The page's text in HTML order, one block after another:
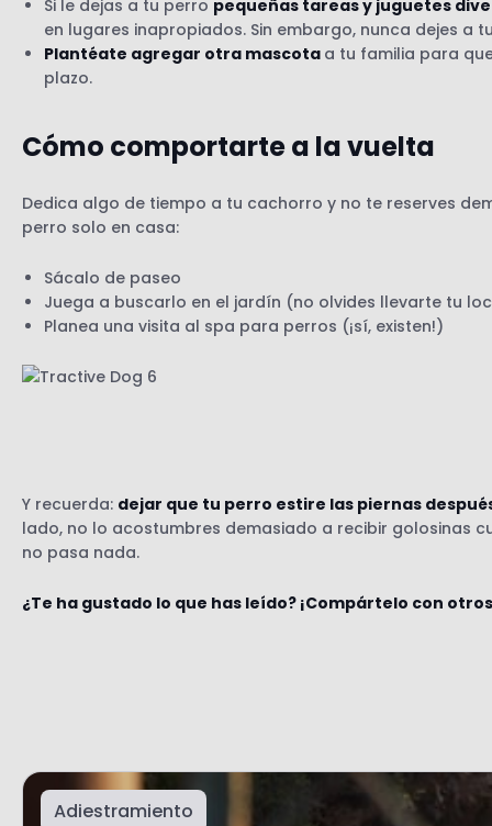
Si le dejas a tu perro pequeñas tareas y juguetes
en lugares inapropiados. Sin embargo, nunca dejes
Plantéate agregar otra mascota a tu familia para
plazo.
Cómo comportarte a la vuelta
Dedica algo de tiempo a tu cachorro y no te reserves
perro solo en casa:
Sácalo de paseo
Juega a buscarlo en el jardín (no olvides llevarte tu
Planea una visita al spa para perros (¡sí, existen!)
Y recuerda: dejar que tu perro estire las piernas
lado, no lo acostumbres demasiado a recibir golosinas
no pasa nada.
¿Te ha gustado lo que has leído? ¡Compártelo con
Adiestramiento